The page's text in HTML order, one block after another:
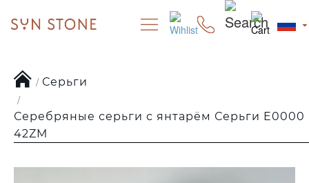
Серьги
Серебряные серьги с янтарём Серьги E0000
42ZM